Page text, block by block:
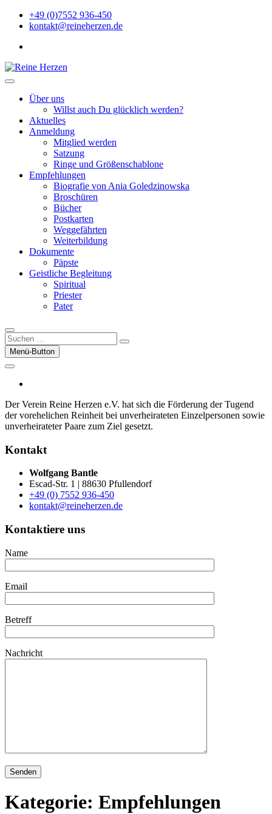
Inhalten
+49 (0)7552 936-450
kontakt@reineherzen.de
Reine Herzen
Über uns
Willst auch Du glücklich werden?
Aktuelles
Anmeldung
Mitglied werden
Satzung
Ringe und Größenschablone
Empfehlungen
Biografie von Ania Goledzinowska
Broschüren
Bücher
Postkarten
Weggefährten
Weiterbildung
Dokumente
Päpste
Geistliche Begleitung
Spiritual
Priester
Pater
Suchen
…Menü-Button
Der Verein Reine Herzen e.V. hat sich die För­der­ung der Tugend
der vor­ehelichen Rein­heit bei un­ver­heirateten Einzel­per­sonen sowie
un­ver­heirateter Paare zum Ziel gesetzt.
Kontakt
Wolfgang Bantle
Escad-Str. 1 | 88630 Pfullendorf
+49 (0) 7552 936-450
kontakt@reineherzen.de
Kontaktiere uns
Name
Email
Betreff
Nachricht
Kategorie: Empfehlungen